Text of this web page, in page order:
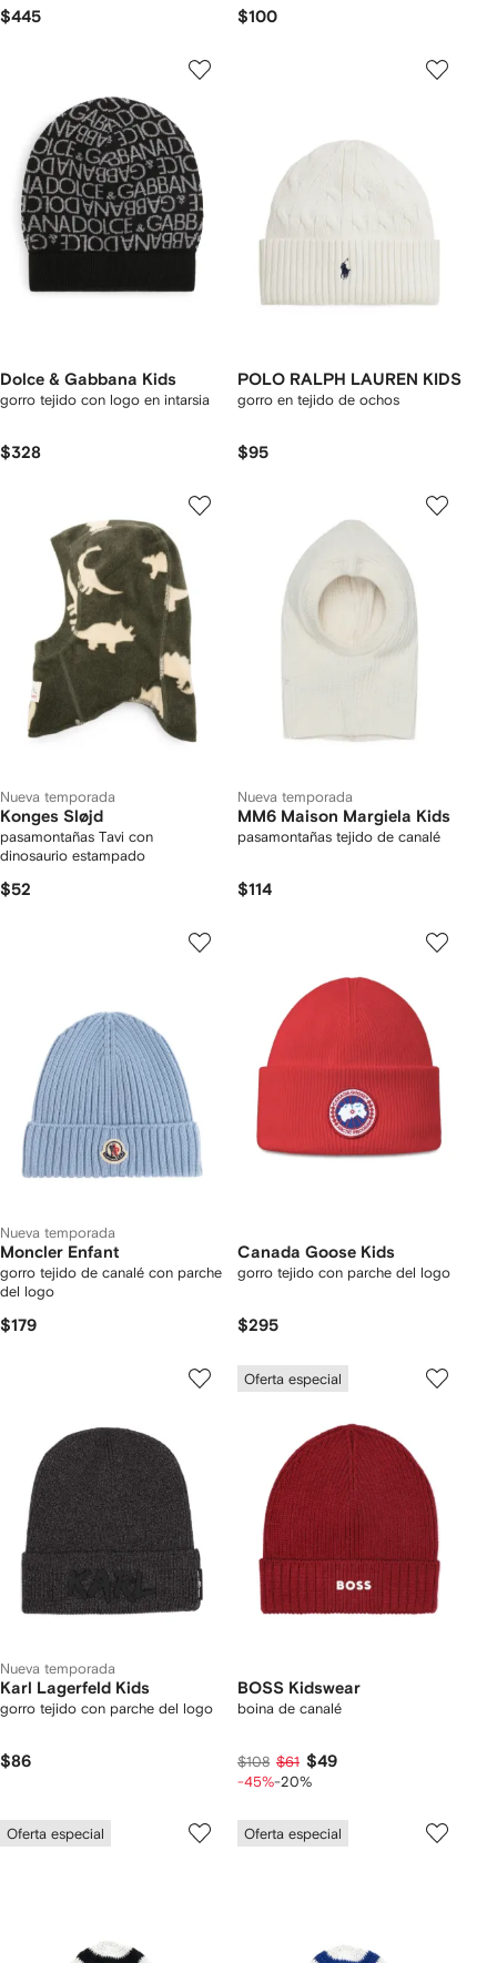
$445 $100
Dolce & Gabbana Kids
gorro tejido con logo en intarsia
$328
POLO RALPH LAUREN KIDS
gorro en tejido de ochos
$95
Nueva temporada
Konges Sløjd
pasamontañas Tavi con
dinosaurio estampado
$52
Nueva temporada
MM6 Maison Margiela Kids
pasamontañas tejido de canalé
$114
Nueva temporada
Moncler Enfant
gorro tejido de canalé con parche
del logo
$179
Canada Goose Kids
gorro tejido con parche del logo
$295
Nueva temporada
Karl Lagerfeld Kids
gorro tejido con parche del logo
$86
Oferta especial
BOSS Kidswear
boina de canalé
$108 $61 $49
-45%-20%
Oferta especial Oferta especial